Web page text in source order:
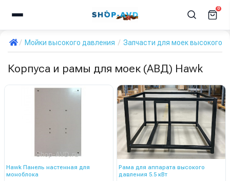
0
Мойки высокого давления Запчасти для моек высокого
Корпуса и рамы для моек (АВД) Hawk
Hawk Панель настенная для
моноблока
Рама для аппарата высокого
давления 5.5 кВт